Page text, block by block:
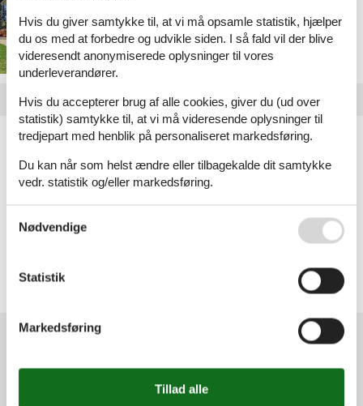
Artikeltyper
Alle
Sommerhus
Geografier
Thüringen
Hvis du giver samtykke til, at vi må opsamle statistik, hjælper
du os med at forbedre og udvikle siden. I så fald vil der blive
videresendt anonymiserede oplysninger til vores
underleverandører.
Hvis du accepterer brug af alle cookies, giver du (ud over
statistik) samtykke til, at vi må videresende oplysninger til
tredjepart med henblik på personaliseret markedsføring.
Du kan når som helst ændre eller tilbagekalde dit samtykke
vedr. statistik og/eller markedsføring.
Nødvendige
Statistik
Markedsføring